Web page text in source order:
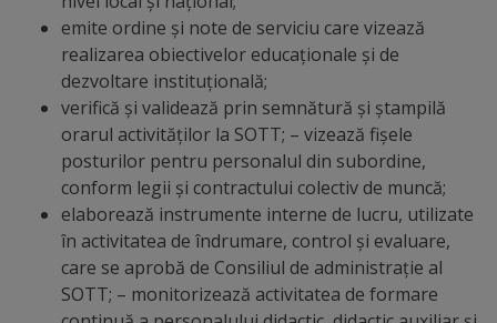
Sculpturi
(harta
sculpturilor)
Monumente
arhitecturale
Personalități
marcante
emite ordine și note de serviciu care vizează
realizarea obiectivelor educaționale și de
dezvoltare instituțională;
verifică și validează prin semnătură și ștampilă
orarul activităților la SOTT; – vizează fișele
posturilor pentru personalul din subordine,
conform legii și contractului colectiv de muncă;
elaborează instrumente interne de lucru, utilizate
în activitatea de îndrumare, control și evaluare,
care se aprobă de Consiliul de administrație al
SOTT; – monitorizează activitatea de formare